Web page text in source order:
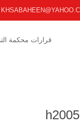
قرارات محكمة